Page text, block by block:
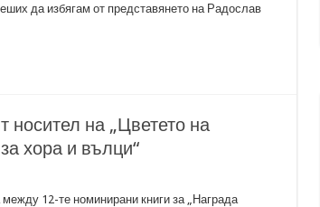
да избягам от представянето на Радослав
носител на „Цветето на
хора и вълци“
12-те номинирани книги за „Награда